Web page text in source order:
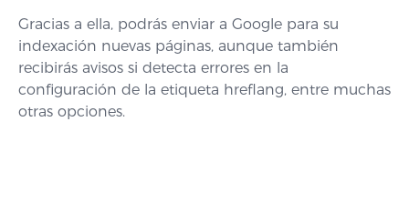
Gracias a ella, podrás enviar a Google para su
indexación nuevas páginas, aunque también
recibirás avisos si detecta errores en la
configuración de la etiqueta hreflang, entre muchas
otras opciones.